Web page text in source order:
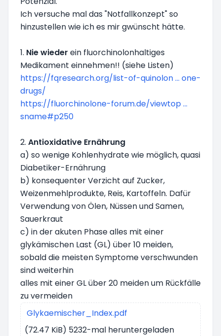
Ich versuche mal das "Notfallkonzept" so
hinzustellen wie ich es mir gwünscht hätte.
1. Nie wieder ein fluorchinolonhaltiges
Medikament einnehmen!! (siehe Listen)
https://fqresearch.org/list-of-quinolon ... one-
drugs/
https://fluorchinolone-forum.de/viewtop ...
sname#p250
2. Antioxidative Ernährung
a) so wenige Kohlenhydrate wie möglich, quasi
Diabetiker-Ernährung
b) konsequenter Verzicht auf Zucker,
Weizenmehlprodukte, Reis, Kartoffeln. Dafür
Verwendung von Ölen, Nüssen und Samen,
Sauerkraut
c) in der akuten Phase alles mit einer
glykämischen Last (GL) über 10 meiden,
sobald die meisten Symptome verschwunden
sind weiterhin
alles mit einer GL über 20 meiden um Rückfälle
zu vermeiden
Glykaemischer_Index.pdf
(72.47 KiB) 5232-mal heruntergeladen